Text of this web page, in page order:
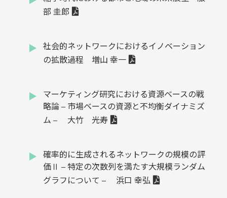
部 圭郎
社会的ネットワークにおけるイノベーション
の拡散過程 増山 幸一
マーケティング研究における資源ベースの戦
略論 – 市場ベースの資源と不均衡ダイナミズ
ム – 大竹 光寿
確率的に生成されるネットワークの規模の評
価Ⅱ – 特定の次数列を満たす大規模ランダム
グラフについて – 浜口 幸弘